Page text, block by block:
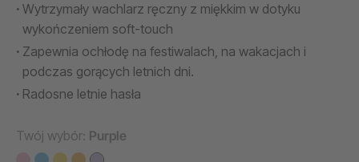
Wytrzymały wachlarz ręczny z miękkim w dotyku
wykończeniem soft-touch
Zapewnia ochłodę na festiwalach, na wakacjach i
podczas gorących letnich dni.
Radosne letnie hasła
Twój wybór: Purple